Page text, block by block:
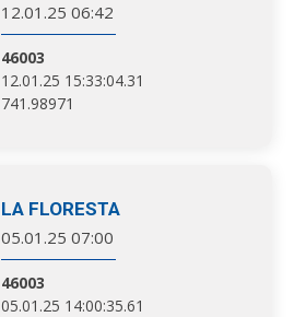
12.01.25 06:42
46003
12.01.25 15:33:04.31
741.98971
LA FLORESTA
05.01.25 07:00
46003
05.01.25 14:00:35.61